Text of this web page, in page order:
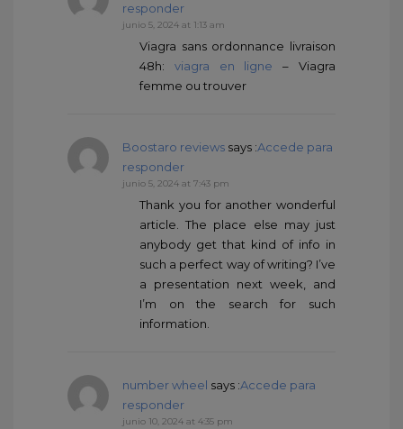
responder
junio 5, 2024 at 1:13 am
Viagra sans ordonnance livraison
48h: viagra en ligne – Viagra
femme ou trouver
Boostaro reviews says :Accede para
responder
junio 5, 2024 at 7:43 pm
Thank you for another wonderful
article. The place else may just
anybody get that kind of info in
such a perfect way of writing? I’ve
a presentation next week, and
I’m on the search for such
information.
number wheel says :Accede para
responder
junio 10, 2024 at 4:35 pm